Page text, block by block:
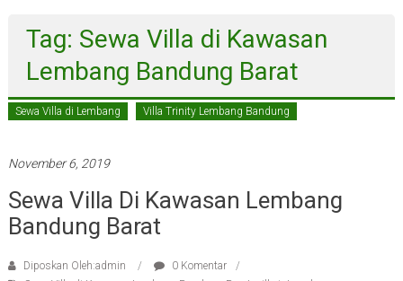
Tag: Sewa Villa di Kawasan
Lembang Bandung Barat
Sewa Villa di Lembang Villa Trinity Lembang Bandung
November 6, 2019
Sewa Villa Di Kawasan Lembang
Bandung Barat
Diposkan Oleh:admin
0 Komentar